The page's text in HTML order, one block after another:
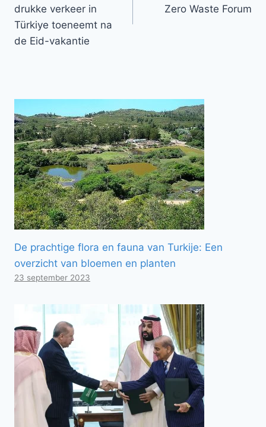
drukke verkeer in
Türkiye toeneemt na
de Eid-vakantie
Zero Waste Forum
De prachtige flora en fauna van Turkije: Een
overzicht van bloemen en planten
23 september 2023